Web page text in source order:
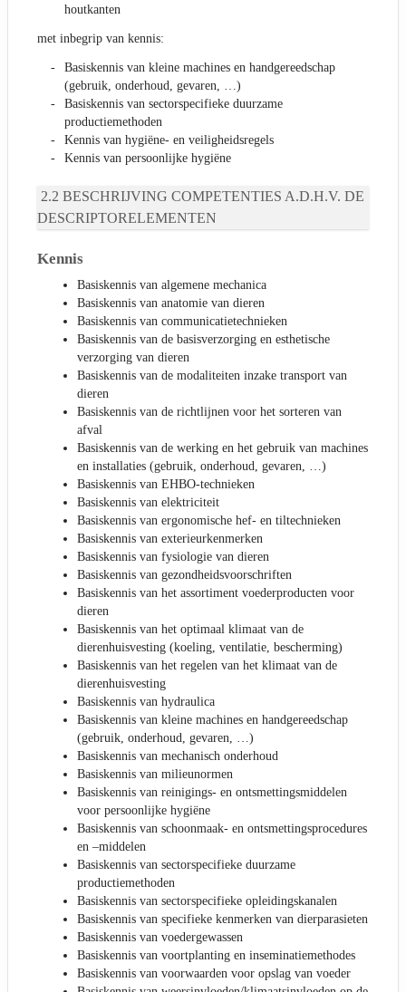
houtkanten
met inbegrip van kennis:
Basiskennis van kleine machines en handgereedschap
(gebruik, onderhoud, gevaren, …)
Basiskennis van sectorspecifieke duurzame
productiemethoden
Kennis van hygiëne- en veiligheidsregels
Kennis van persoonlijke hygiëne
BESCHRIJVING COMPETENTIES A.D.H.V. DE
DESCRIPTORELEMENTEN
Kennis
Basiskennis van algemene mechanica
Basiskennis van anatomie van dieren
Basiskennis van communicatietechnieken
Basiskennis van de basisverzorging en esthetische
verzorging van dieren
Basiskennis van de modaliteiten inzake transport van
dieren
Basiskennis van de richtlijnen voor het sorteren van
afval
Basiskennis van de werking en het gebruik van machines
en installaties (gebruik, onderhoud, gevaren, …)
Basiskennis van EHBO-technieken
Basiskennis van elektriciteit
Basiskennis van ergonomische hef- en tiltechnieken
Basiskennis van exterieurkenmerken
Basiskennis van fysiologie van dieren
Basiskennis van gezondheidsvoorschriften
Basiskennis van het assortiment voederproducten voor
dieren
Basiskennis van het optimaal klimaat van de
dierenhuisvesting (koeling, ventilatie, bescherming)
Basiskennis van het regelen van het klimaat van de
dierenhuisvesting
Basiskennis van hydraulica
Basiskennis van kleine machines en handgereedschap
(gebruik, onderhoud, gevaren, …)
Basiskennis van mechanisch onderhoud
Basiskennis van milieunormen
Basiskennis van reinigings- en ontsmettingsmiddelen
voor persoonlijke hygiëne
Basiskennis van schoonmaak- en ontsmettingsprocedures
en –middelen
Basiskennis van sectorspecifieke duurzame
productiemethoden
Basiskennis van sectorspecifieke opleidingskanalen
Basiskennis van specifieke kenmerken van dierparasieten
Basiskennis van voedergewassen
Basiskennis van voortplanting en inseminatiemethodes
Basiskennis van voorwaarden voor opslag van voeder